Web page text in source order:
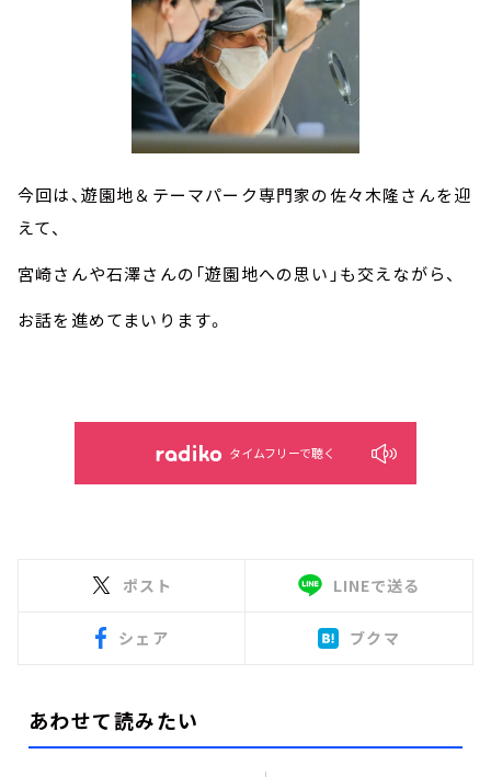
今回は、遊園地＆テーマパーク専門家の佐々木隆さんを迎
えて、
宮崎さんや石澤さんの「遊園地への思い」も交えながら、
お話を進めてまいります。
タイムフリーで聴く
ポスト LINEで送る
シェア ブクマ
あわせて読みたい